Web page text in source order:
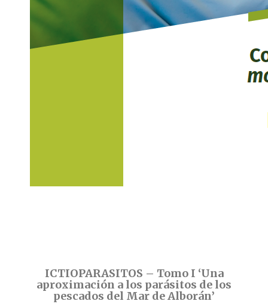
ICTIOPARASITOS – Tomo I ‘Una
aproximación a los parásitos de los
pescados del Mar de Alborán’